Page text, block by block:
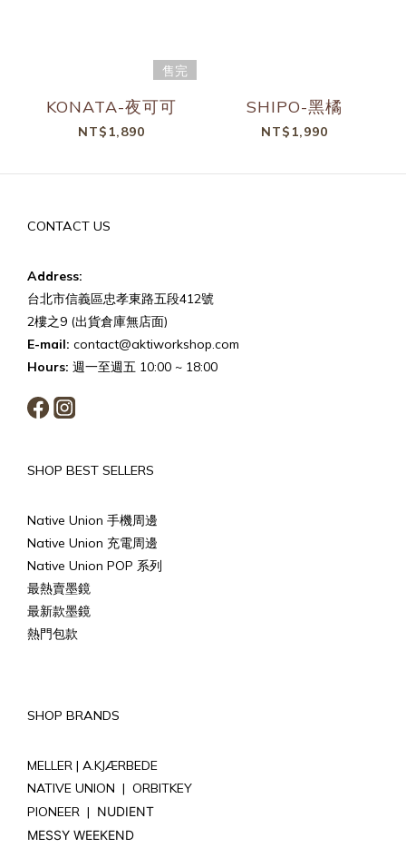
售完
KONATA-夜可可
NT$1,890
SHIPO-黑橘
NT$1,990
CONTACT US
Address:
台北市信義區忠孝東路五段412號
2樓之9 (出貨倉庫無店面)
E-mail: contact@aktiworkshop.com
Hours: 週一至週五 10:00 ~ 18:00
SHOP BEST SELLERS
Native Union 手機周邊
Native Union 充電周邊
Native Union POP 系列
最熱賣墨鏡
最新款墨鏡
熱門包款
SHOP BRANDS
MELLER | A.KJÆRBEDE
NATIVE UNION | ORBITKEY
PIONEER | NUDIENT
MESSY WEEKEND